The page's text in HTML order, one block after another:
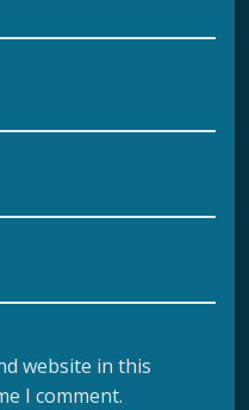
website in this
I comment.